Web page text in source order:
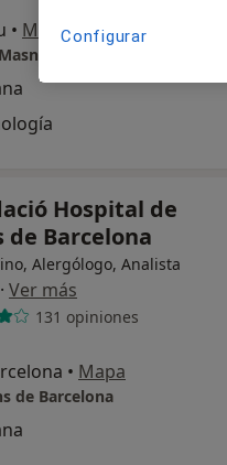
• Mapa
Hospital de
de Barcelona
Alergólogo, Analista
· Ver más
131 opiniones
• Mapa
de Barcelona
Configurar